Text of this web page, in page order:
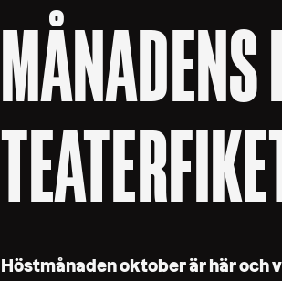
MÅNADENS
Höstmånaden oktober är här och